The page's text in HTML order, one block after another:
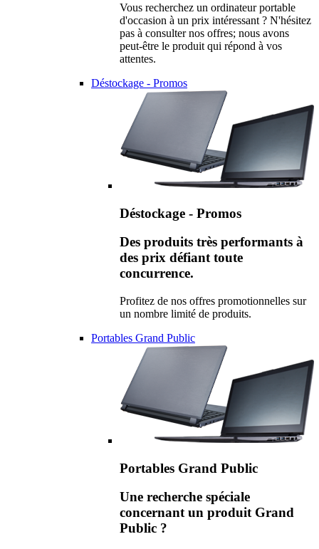
Vous recherchez un ordinateur portable
d'occasion à un prix intéressant ? N'hésitez
pas à consulter nos offres; nous avons
peut-être le produit qui répond à vos
attentes.
Déstockage - Promos
Déstockage - Promos
Des produits très performants à
des prix défiant toute
concurrence.
Profitez de nos offres promotionnelles sur
un nombre limité de produits.
Portables Grand Public
Portables Grand Public
Une recherche spéciale
concernant un produit Grand
Public ?